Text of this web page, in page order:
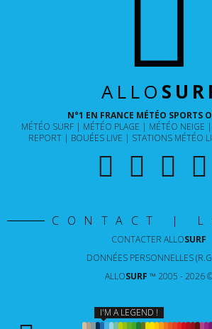
ALLO
N°1 EN FRANCE MÉTÉO SPORTS
MÉTÉO SURF
MÉTÉO PLAGE MÉTÉO NEIGE
REPORT
BOUÉES LIVE STATIONS MÉTÉO
CONTACT |
CONTACTER ALLOSURF
DONNÉES PERSONNELLES
ALLOSURF ™ 2005 - 2026
I'M A LEGEND !